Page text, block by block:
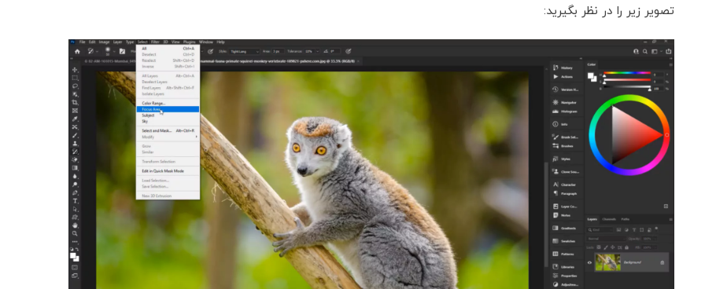
تصویر زیر را در نظر بگیرید: